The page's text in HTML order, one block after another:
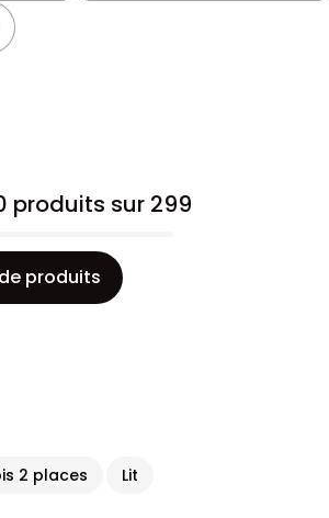
produits sur 299
produits
2 places Lit